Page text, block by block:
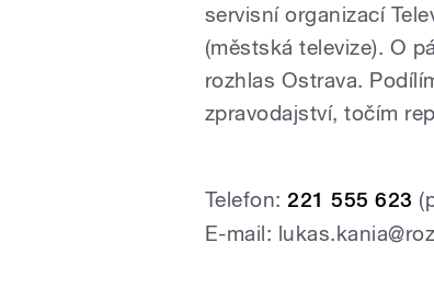
servisní organizací
(městská televize). O
rozhlas Ostrava.
zpravodajství, točím
Telefon: 221 555 623
E-mail: